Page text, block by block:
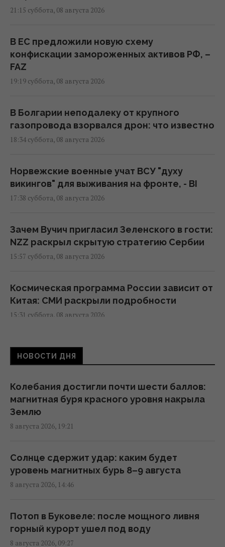
21:15 суббота, 08 августа 2026
В ЕС предложили новую схему
конфискации замороженных активов РФ, –
FAZ
19:19 суббота, 08 августа 2026
В Болгарии неподалеку от крупного
газопровода взорвался дрон: что известно
18:34 суббота, 08 августа 2026
Норвежские военные учат ВСУ "духу
викингов" для выживания на фронте, - BI
17:38 суббота, 08 августа 2026
Зачем Вучич пригласил Зеленского в гости:
NZZ раскрыл скрытую стратегию Сербии
15:57 суббота, 08 августа 2026
Космическая программа России зависит от
Китая: СМИ раскрыли подробности
15:31 суббота, 08 августа 2026
Евросоюз ускорил работу над
собственным аналогом Starlink
США внезапно уволили генерала,
командовавшего войсками в Европе
12:13 суббота, 08 августа 2026
Главный генерал США ищет выход из
войны в Иране, чтобы не разозлить
Трампа, - CNN
Разведка США связывает с Россией дрон
НОВОСТИ ДНЯ
Колебания достигли почти шести баллов:
магнитная буря красного уровня накрыла
Землю
8 августа 2026, 19:21
Солнце сдержит удар: каким будет
уровень магнитных бурь 8–9 августа
8 августа 2026, 14:46
Потоп в Буковеле: после мощного ливня
горный курорт ушел под воду
8 августа 2026, 09:27